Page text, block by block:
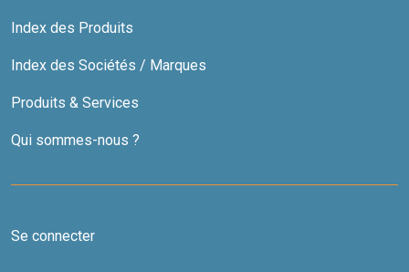
Index des Produits
Index des Sociétés / Marques
Produits & Services
Qui sommes-nous ?
Se connecter